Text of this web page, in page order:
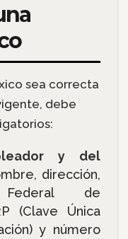
sea correcta
debe
y del
dirección,
de
(Clave Única
y número